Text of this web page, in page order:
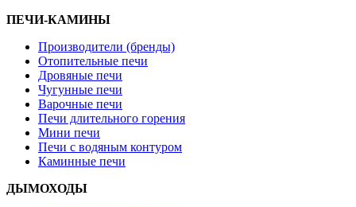
ПЕЧИ-КАМИНЫ
Производители (бренды)
Отопительные печи
Дровяные печи
Чугунные печи
Варочные печи
Печи длительного горения
Мини печи
Печи с водяным контуром
Каминные печи
ДЫМОХОДЫ